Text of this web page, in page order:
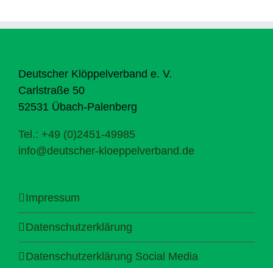
Deutscher Klöppelverband e. V.
Carlstraße 50
52531 Übach-Palenberg
Tel.: +49 (0)2451-49985
info@deutscher-kloeppelverband.de
Impressum
Datenschutzerklärung
Datenschutzerklärung Social Media